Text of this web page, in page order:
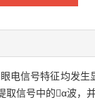
电信号特征均发
信号中的α波，